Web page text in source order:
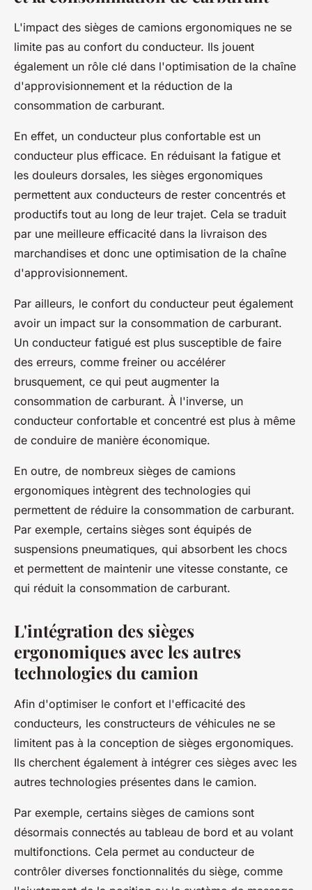
L'impact des sièges de camions ergonomiques ne se
limite pas au confort du conducteur. Ils jouent
également un rôle clé dans l'optimisation de la chaîne
d'approvisionnement et la réduction de la
consommation de carburant.
En effet, un conducteur plus confortable est un
conducteur plus efficace. En réduisant la fatigue et
les douleurs dorsales, les sièges ergonomiques
permettent aux conducteurs de rester concentrés et
productifs tout au long de leur trajet. Cela se traduit
par une meilleure efficacité dans la livraison des
marchandises et donc une optimisation de la chaîne
d'approvisionnement.
Par ailleurs, le confort du conducteur peut également
avoir un impact sur la consommation de carburant.
Un conducteur fatigué est plus susceptible de faire
des erreurs, comme freiner ou accélérer
brusquement, ce qui peut augmenter la
consommation de carburant. À l'inverse, un
conducteur confortable et concentré est plus à même
de conduire de manière économique.
En outre, de nombreux sièges de camions
ergonomiques intègrent des technologies qui
permettent de réduire la consommation de carburant.
Par exemple, certains sièges sont équipés de
suspensions pneumatiques, qui absorbent les chocs
et permettent de maintenir une vitesse constante, ce
qui réduit la consommation de carburant.
L'intégration des sièges
ergonomiques avec les autres
technologies du camion
Afin d'optimiser le confort et l'efficacité des
conducteurs, les constructeurs de véhicules ne se
limitent pas à la conception de sièges ergonomiques.
Ils cherchent également à intégrer ces sièges avec les
autres technologies présentes dans le camion.
Par exemple, certains sièges de camions sont
désormais connectés au tableau de bord et au volant
multifonctions. Cela permet au conducteur de
contrôler diverses fonctionnalités du siège, comme